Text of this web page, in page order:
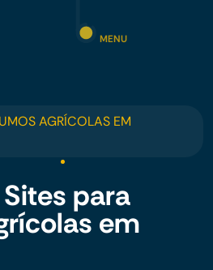
MENU
AGRÍCOLAS EM
para
em